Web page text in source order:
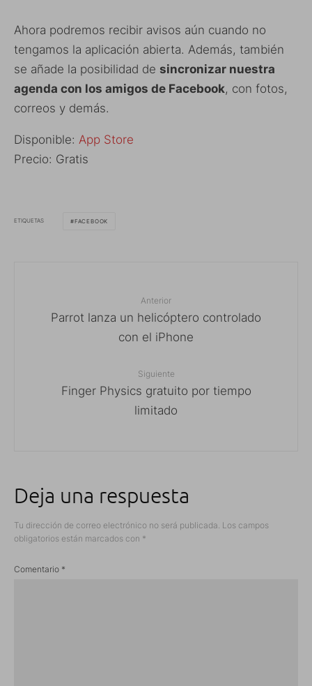
Ahora podremos recibir avisos aún cuando no
tengamos la aplicación abierta. Además, también
se añade la posibilidad de sincronizar nuestra
agenda con los amigos de Facebook, con fotos,
correos y demás.
Disponible: App Store
Precio: Gratis
ETIQUETAS FACEBOOK
Anterior
Parrot lanza un helicóptero controlado
con el iPhone
Siguiente
Finger Physics gratuito por tiempo
limitado
Deja una respuesta
Tu dirección de correo electrónico no será publicada. Los campos
obligatorios están marcados con *
Comentario *